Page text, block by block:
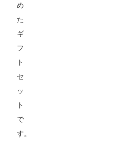
め
た
ギ
フ
ト
セ
ッ
ト
で
す。